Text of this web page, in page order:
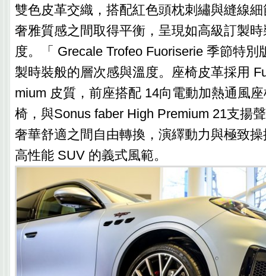
雙色皮革交織，搭配紅色頭枕刺繡與縫線
奢雅質感之間取得平衡，呈現如高級訂製
度。「 Grecale Trofeo Fuoriserie 季節特別
製時裝般的層次感與溫度。座椅皮革採用
mium 皮質，前座搭配 14向電動加熱通風
椅，與Sonus faber High Premium 21支揚
奢華舒適之間自由轉換，演繹動力與極致
高性能 SUV 的義式風範。